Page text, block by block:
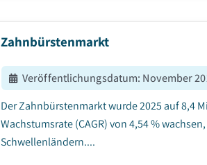
Zahnbürstenmarkt
Veröffentlichungsdatum: November
Der Zahnbürstenmarkt wurde 2025 auf 8,4
Wachstumsrate (CAGR) von 4,54 %
Schwellenländern....